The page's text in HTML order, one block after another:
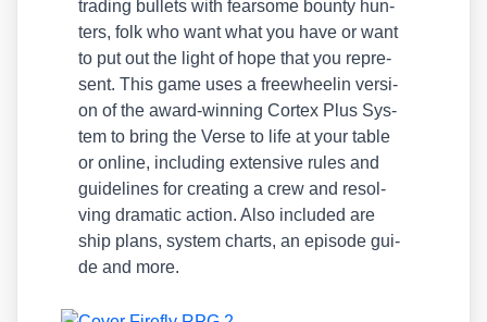
tra­ding bul­lets with fear­so­me boun­ty hun­
ters, folk who want what you have or want
to put out the light of hope that you repre­
sent. This game uses a free­whee­lin ver­si­
on of the award-win­ning Cor­tex Plus Sys­
tem to bring the Ver­se to life at your table
or online, inclu­ding exten­si­ve rules and
gui­de­lines for crea­ting a crew and resol­
ving dra­ma­tic action. Also included are
ship plans, sys­tem charts, an epi­so­de gui­
de and more.